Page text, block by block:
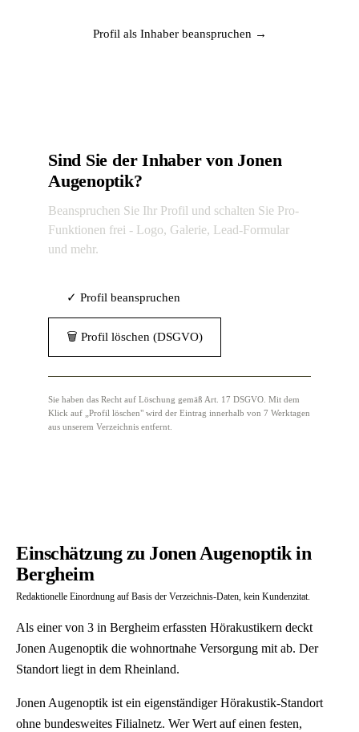
Profil als Inhaber beanspruchen →
Sind Sie der Inhaber von Jonen
Augenoptik?
Beanspruchen Sie Ihr Profil und schalten Sie Pro-
Funktionen frei - Logo, Galerie, Lead-Formular
und mehr.
✓ Profil beanspruchen
🗑 Profil löschen (DSGVO)
Sie haben das Recht auf Löschung gemäß Art. 17 DSGVO. Mit dem
Klick auf „Profil löschen" wird der Eintrag innerhalb von 7 Werktagen
aus unserem Verzeichnis entfernt.
Einschätzung zu Jonen Augenoptik in
Bergheim
Redaktionelle Einordnung auf Basis der Verzeichnis-Daten, kein Kundenzitat.
Als einer von 3 in Bergheim erfassten Hörakustikern deckt
Jonen Augenoptik die wohnortnahe Versorgung mit ab. Der
Standort liegt in dem Rheinland.
Jonen Augenoptik ist ein eigenständiger Hörakustik-Standort
ohne bundesweites Filialnetz. Wer Wert auf einen festen,